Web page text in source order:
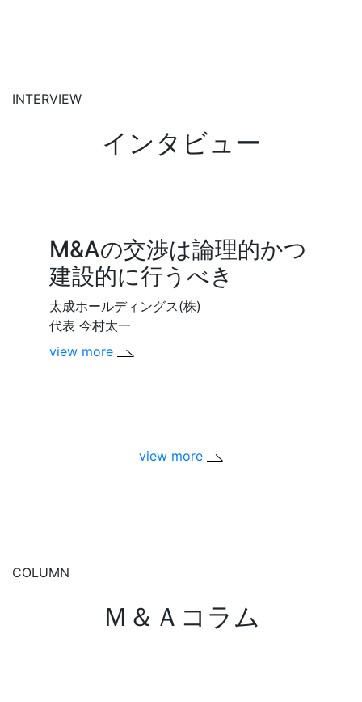
INTERVIEW
インタビュー
M&Aの交渉は論理的かつ
建設的に行うべき
太成ホールディングス(株)
代表 今村太一
view more
view more
COLUMN
Ｍ＆Ａコラム